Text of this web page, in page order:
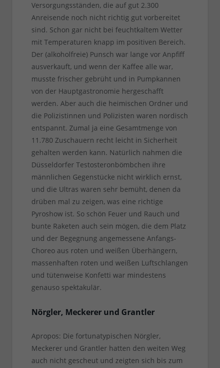
Versorgungsständen, die auf gut 2.300
Anreisende noch nicht richtig gut vorbereitet
sind. Schon gar nicht bei feuchtkaltem Wetter
mit Temperaturen knapp im positiven Bereich.
Der (alkoholfreie) Punsch war lange vor Anpfiff
ausverkauft, und wenn der Kaffee alle war,
musste frischer gebrüht und in Pumpkannen
von der Hauptgastronomie hergeschafft
werden. Aber auch die heimischen Ordner und
die Polizistinnen und Polizisten waren nordisch
entspannt. Zumal ja eine Gesamtmenge von
11.780 Zuschauern recht leicht in Sicherheit
gehalten werden kann. Natürlich nahmen die
Düsseldorfer Testosteronbömbchen ihre
männlichen Gegenstücke nicht wirklich ernst,
und die Ultras waren sehr bemüht, denen da
drüben mal zu zeigen, was eine richtige
Pyroshow ist. So schön Feuer und Rauch und
bunte Raketen auch sein mögen, die dem Platz
und der Begegnung angemessene Anfangs-
Choreo aus roten und weißen Überhängern,
massenhaften roten und weißen Luftschlangen
und tütenweise Konfetti war mindestens
genauso spektakulär.
Nörgler, Meckerer und Grantler
Apropos: Die fortunatypischen Nörgler,
Meckerer und Grantler hatten den weiten Weg
auch nicht gescheut und zeigten sich bis zum